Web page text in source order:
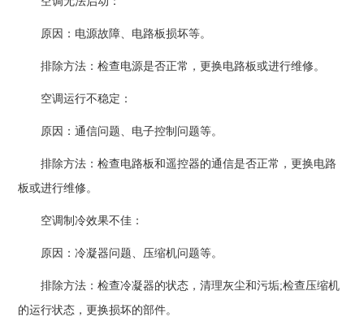
原因：电源故障、电路板损坏等。
排除方法：检查电源是否正常，更换电路板或进行维修。
空调运行不稳定：
原因：通信问题、电子控制问题等。
排除方法：检查电路板和遥控器的通信是否正常，更换电路
板或进行维修。
空调制冷效果不佳：
原因：冷凝器问题、压缩机问题等。
排除方法：检查冷凝器的状态，清理灰尘和污垢;检查压缩机
的运行状态，更换损坏的部件。